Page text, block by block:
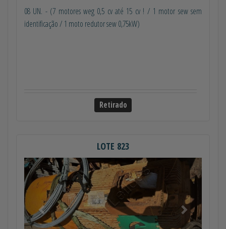
08 UN. - (7 motores weg 0,5 cv até 15 cv ! / 1 motor sew sem
identificação / 1 moto redutor sew 0,75kW)
Retirado
LOTE 823
Anterior Próximo